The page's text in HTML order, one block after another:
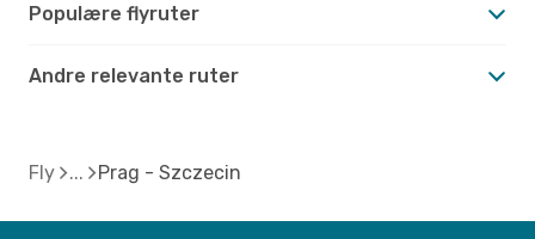
Populære flyruter
Andre relevante ruter
Fly Prag - Szczecin